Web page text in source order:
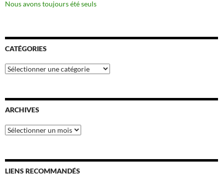
Nous avons toujours été seuls
CATÉGORIES
Catégories
ARCHIVES
Archives
LIENS RECOMMANDÉS